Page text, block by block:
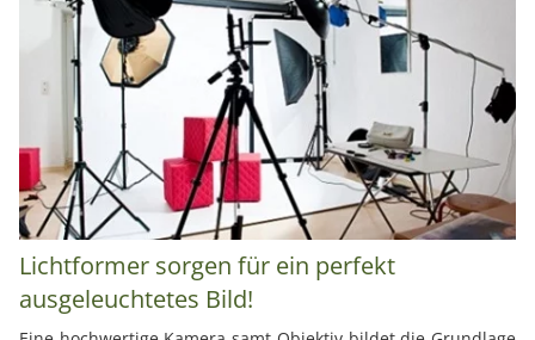
Lichtformer sorgen für ein perfekt
ausgeleuchtetes Bild!